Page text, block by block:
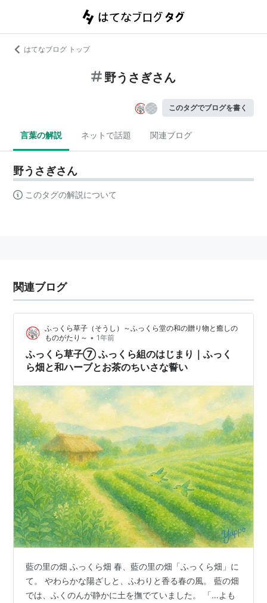
はてなブログ トップ
野うさぎさん
このタグでブログを書く
言葉の解説 ネットで話題 関連ブログ
野うさぎさん
このタグの解説について
関連ブログ
ふっくら草子（そうし）～ふっくら堂の和の贈り物と癒しの
ものがたり～ • 1年前
ふっくら草子⑦ ふっくら組のはじまり｜ふっく
ら畑と和ハーブとお茶のちいさな誓い
藍の里の畑 ふっくら畑 春、藍の里の畑「ふっくら畑」に
て。 やわらかな陽ざしと、ふわりと香る春の風。 藍の畑
では、ふくのんが静かに土を撫でていました。 「…よも